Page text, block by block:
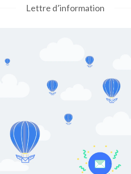
Lettre d’information